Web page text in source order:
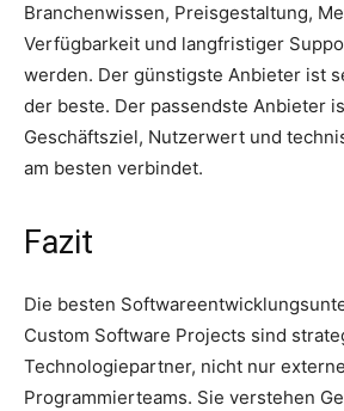
Branchenwissen, Preisgestaltung,
Verfügbarkeit und langfristiger
werden. Der günstigste Anbieter ist
der beste. Der passendste Anbieter
Geschäftsziel, Nutzerwert und
am besten verbindet.
Fazit
Die besten
Custom Software Projects sind
Technologiepartner, nicht nur externe
Programmierteams. Sie verstehen